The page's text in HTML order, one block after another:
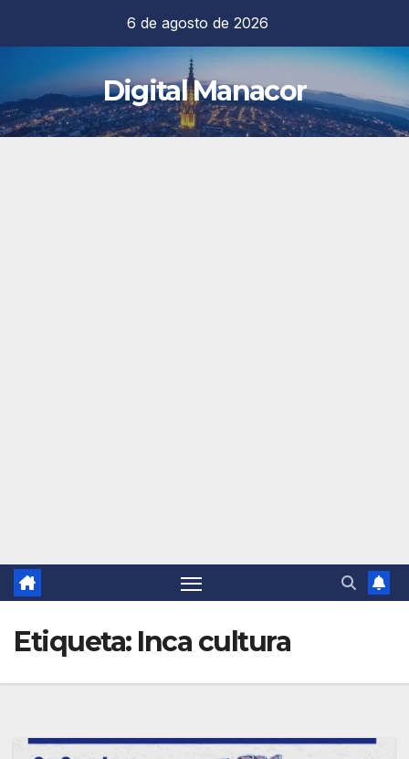
contenido
6 de agosto de 2026
Digital Manacor
Etiqueta: Inca cultura